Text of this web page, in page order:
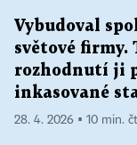
Vybudoval
světové firmy.
rozhodnutí ji
inkasované
28. 4. 2026 ▪ 10 min.